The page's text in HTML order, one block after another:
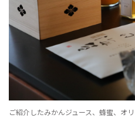
ご紹介したみかんジュース、蜂蜜、オ